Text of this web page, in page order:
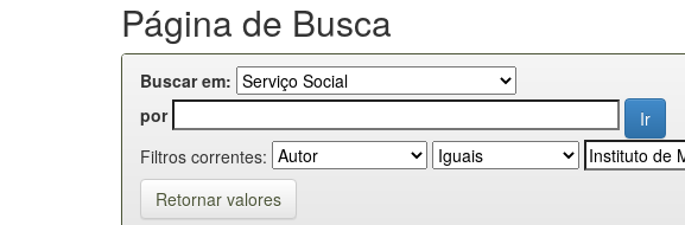
Página de Busca
Buscar em:
por
Filtros correntes:
Retornar valores